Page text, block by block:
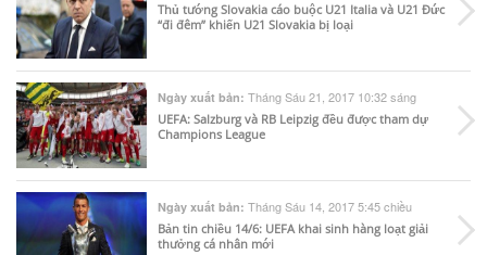
Thủ tướng Slovakia cáo buộc U21 Italia và U21 Đức
“đi đêm” khiến U21 Slovakia bị loại
Ngày xuất bản: Tháng Sáu 21, 2017 10:32 sáng
UEFA: Salzburg và RB Leipzig đều được tham dự
Champions League
Ngày xuất bản: Tháng Sáu 14, 2017 5:45 chiều
Bản tin chiều 14/6: UEFA khai sinh hàng loạt giải
thưởng cá nhân mới